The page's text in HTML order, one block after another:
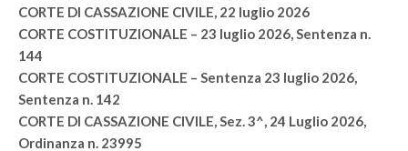
CORTE DI CASSAZIONE CIVILE, 22 luglio 2026
CORTE COSTITUZIONALE – 23 luglio 2026, Sentenza n.
144
CORTE COSTITUZIONALE – Sentenza 23 luglio 2026,
Sentenza n. 142
CORTE DI CASSAZIONE CIVILE, Sez. 3^, 24 Luglio 2026,
Ordinanza n. 23995